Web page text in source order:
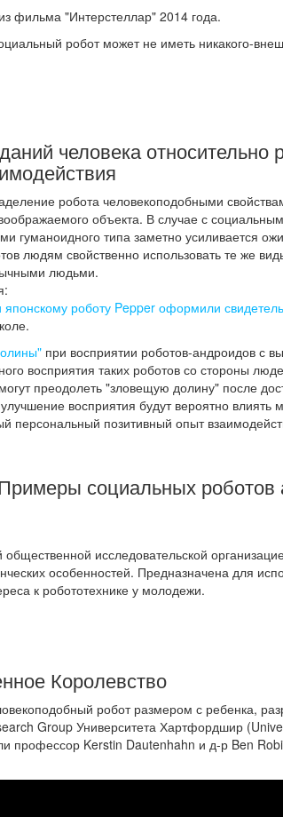
фильма "Интерстеллар" 2014 года.
робот может не иметь никакого-
человека относительно
робота человекоподобными
объекта. В случае с
гуманоидного типа заметно усиливается
людям свойственно использовать те же
людьми.
японскому роботу Pepper оформили
при восприятии роботов-андроидов с
восприятия таких роботов со стороны
преодолеть "зловещую долину" после
восприятия будут вероятно влиять
персональный позитивный опыт
социальных роботов
исследовательской
особенностей. Предназначена для
к робототехнике у молодежи.
Королевство
робот размером с ребенка,
Group Университета Хартфордшир
профессор Kerstin Dautenhahn и д-р Ben